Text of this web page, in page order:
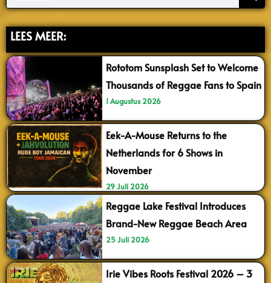
LEES MEER:
Rototom Sunsplash Set to Welcome
Thousands of Reggae Fans to Spain
1 Augustus 2026
Eek-A-Mouse Returns to the
Netherlands for 6 Shows in
November
29 Juli 2026
Reggae Lake Festival Introduces
Brand-New Reggae Beach Area
25 Juli 2026
Irie Vibes Roots Festival 2026 – 3